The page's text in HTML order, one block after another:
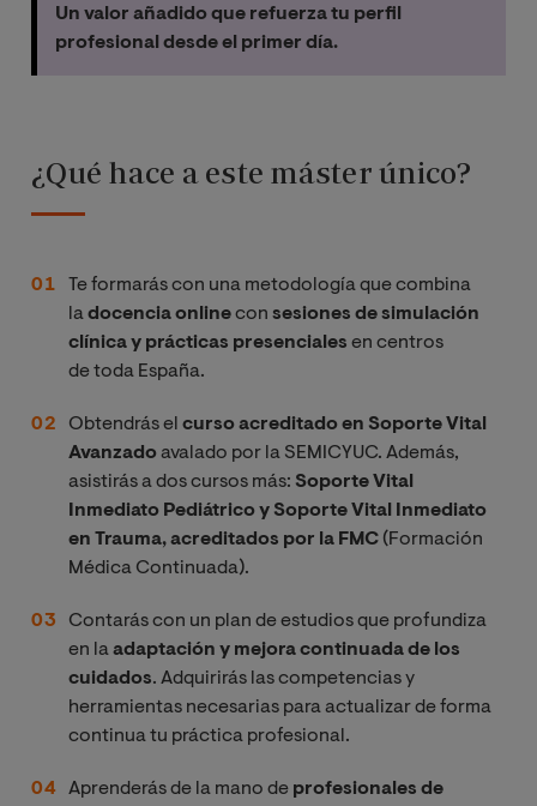
Un valor añadido que refuerza tu perfil
profesional desde el primer día.
¿Qué hace a este máster único?
Te formarás con una metodología que combina
ladocencia onlinecon sesiones de simulación
clínica y prácticas presenciales en centros
de toda España.
Obtendrás el curso acreditado en Soporte Vital
Avanzadoavalado por la SEMICYUC. Además,
asistirás a dos cursos más: Soporte Vital
Inmediato Pediátrico y Soporte Vital Inmediato
en Trauma, acreditados por la FMC (Formación
Médica Continuada).
Contarás con un plan de estudios que profundiza
en laadaptación y mejora continuada de los
cuidados. Adquirirás las competencias y
herramientas necesarias para actualizar de forma
continua tu práctica profesional.
Aprenderás de la mano de profesionales de